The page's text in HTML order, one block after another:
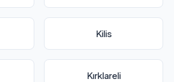
Kilis
Kırklareli